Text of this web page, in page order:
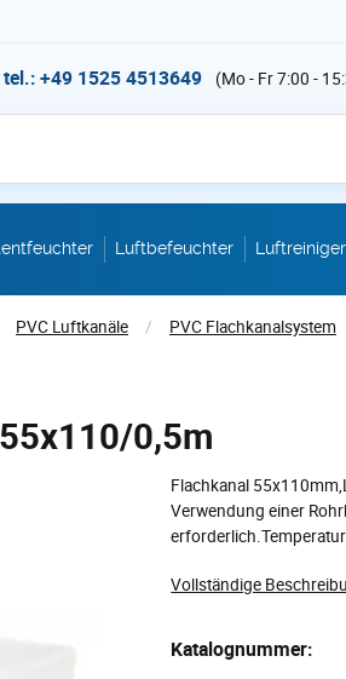
tel.: +49 1525 4513649 (Mo - Fr 7:00 -
Luftbefeuchter Luftreiniger
PVC Luftkanäle / PVC Flachkanalsystem
0,5m
Flachkanal
Verwendung einer
Vollständige
Katalognummer: